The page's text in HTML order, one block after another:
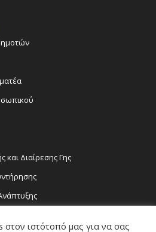
και Διαίρεσης Γης
στον ιστότοπό μας για να σας